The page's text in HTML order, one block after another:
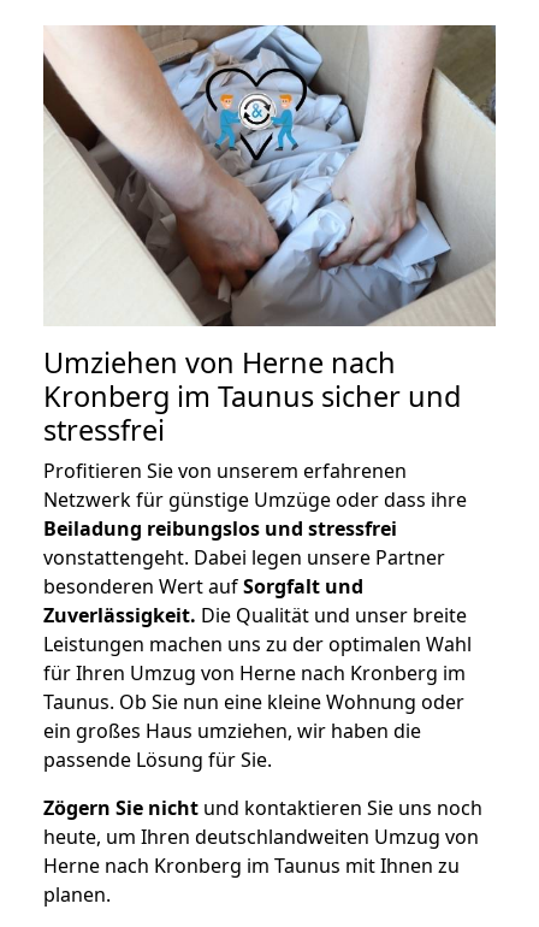
Umziehen von Herne nach
Kronberg im Taunus sicher und
stressfrei
Profitieren Sie von unserem erfahrenen
Netzwerk für günstige Umzüge oder dass ihre
Beiladung reibungslos und stressfrei
vonstattengeht. Dabei legen unsere Partner
besonderen Wert aufSorgfalt und
Zuverlässigkeit. Die Qualität und unser breite
Leistungen machen uns zu der optimalen Wahl
für Ihren Umzug von Herne nach Kronberg im
Taunus. Ob Sie nun eine kleine Wohnung oder
ein großes Haus umziehen, wir haben die
passende Lösung für Sie.
Zögern Sie nicht und kontaktieren Sie uns noch
heute, um Ihren deutschlandweiten Umzug von
Herne nach Kronberg im Taunus mit Ihnen zu
planen.